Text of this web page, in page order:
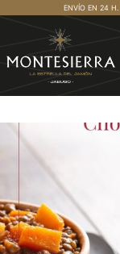
contenido
ENVÍO EN 24 H.